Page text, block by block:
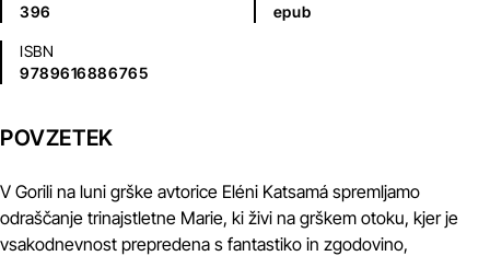
396
epub
ISBN
9789616886765
POVZETEK
V Gorili na luni grške avtorice Eléni Katsamá spremljamo
odraščanje trinajstletne Marie, ki živi na grškem otoku, kjer je
vsakodnevnost prepredena s fantastiko in zgodovino,